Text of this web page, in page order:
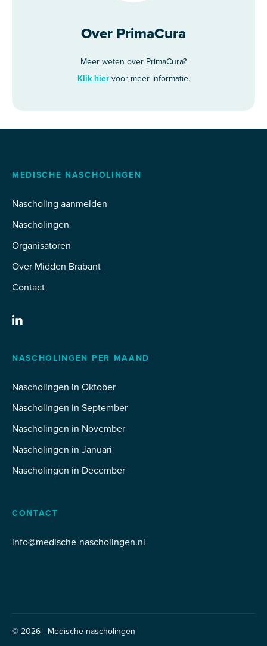
Over PrimaCura
Meer weten over PrimaCura?
Klik hiervoor meer informatie.
MEDISCHE NASCHOLINGEN
Nascholing aanmelden
Nascholingen
Organisatoren
Over Midden Brabant
Contact
NASCHOLINGEN PER MAAND
Nascholingen in Oktober
Nascholingen in September
Nascholingen in November
Nascholingen in Januari
Nascholingen in December
CONTACT
info@medische-nascholingen.nl
© 2026 - Medische nascholingen